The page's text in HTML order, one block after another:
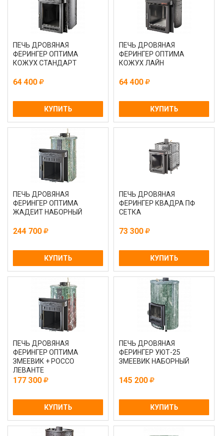
ПЕЧЬ ДРОВЯНАЯ
ФЕРИНГЕР ОПТИМА
КОЖУХ СТАНДАРТ
64 400
КУПИТЬ
ПЕЧЬ ДРОВЯНАЯ
ФЕРИНГЕР ОПТИМА
КОЖУХ ЛАЙН
64 400
КУПИТЬ
ПЕЧЬ ДРОВЯНАЯ
ФЕРИНГЕР ОПТИМА
ЖАДЕИТ НАБОРНЫЙ
244 700
КУПИТЬ
ПЕЧЬ ДРОВЯНАЯ
ФЕРИНГЕР КВАДРА ПФ
СЕТКА
73 300
КУПИТЬ
ПЕЧЬ ДРОВЯНАЯ
ФЕРИНГЕР ОПТИМА
ЗМЕЕВИК + РОССО
ЛЕВАНТЕ
177 300
КУПИТЬ
ПЕЧЬ ДРОВЯНАЯ
ФЕРИНГЕР УЮТ-25
ЗМЕЕВИК НАБОРНЫЙ
145 200
КУПИТЬ